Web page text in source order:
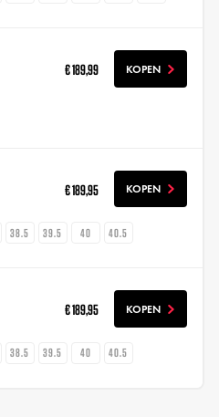
€ 189,99 KOPEN
€ 189,95 KOPEN
38.5 39.5 40 40.5
€ 189,95 KOPEN
38.5 39.5 40 40.5